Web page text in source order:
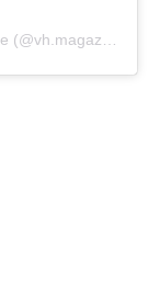
Une publication partagée par VH magazine (@vh.magazine)